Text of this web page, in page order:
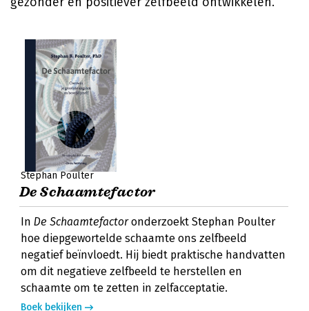
Stephan Poulter
De Schaamtefactor
In De Schaamtefactoronderzoekt Stephan Poulter
hoe diepgewortelde schaamte ons zelfbeeld
negatief beïnvloedt. Hij biedt praktische handvatten
om dit negatieve zelfbeeld te herstellen en
schaamte om te zetten in zelfacceptatie.
Boek bekijken